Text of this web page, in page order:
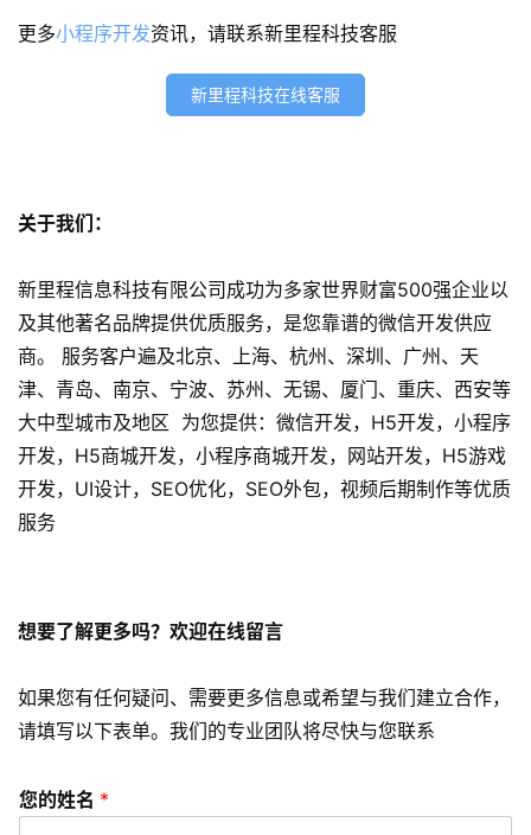
序
开
s
e
o
优
化
数
字
A
P
开
短
更多小程序开发资讯，请联系新里程科技客服
新里程科技在线客服
关于我们：
新里程信息科技有限公司成功为多家世界财富500强企业以
及其他著名品牌提供优质服务，是您靠谱的微信开发供应
商。 服务客户遍及北京、上海、杭州、深圳、广州、天
津、青岛、南京、宁波、苏州、无锡、厦门、重庆、西安等
大中型城市及地区 为您提供：微信开发，H5开发，小程序
开发，H5商城开发，小程序商城开发，网站开发，H5游戏
开发，UI设计，SEO优化，SEO外包，视频后期制作等优质
服务
想要了解更多吗？欢迎在线留言
如果您有任何疑问、需要更多信息或希望与我们建立合作，
请填写以下表单。我们的专业团队将尽快与您联系
您的姓名 *